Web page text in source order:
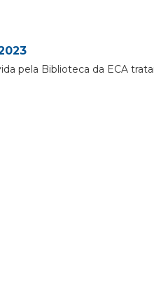
pela Biblioteca da ECA